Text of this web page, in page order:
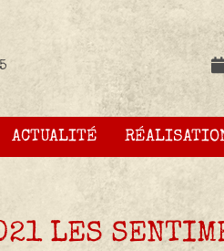
ACTUALITÉ
LES